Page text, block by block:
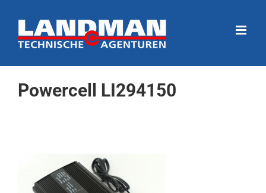
naar
inhoud
Powercell LI294150